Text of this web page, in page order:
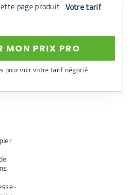
Votre tarif
MON PRIX PRO
pour voir votre tarif négocié